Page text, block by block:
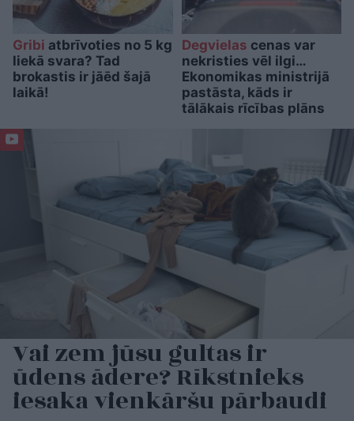
Gribi atbrīvoties no 5 kg
liekā svara? Tad
brokastis ir jāēd šajā
laikā!
Degvielas cenas var
nekristies vēl ilgi…
Ekonomikas ministrijā
pastāsta, kāds ir
tālākais rīcības plāns
Vai zem jūsu gultas ir
ūdens ādere? Rīkstnieks
iesaka vienkāršu pārbaudi